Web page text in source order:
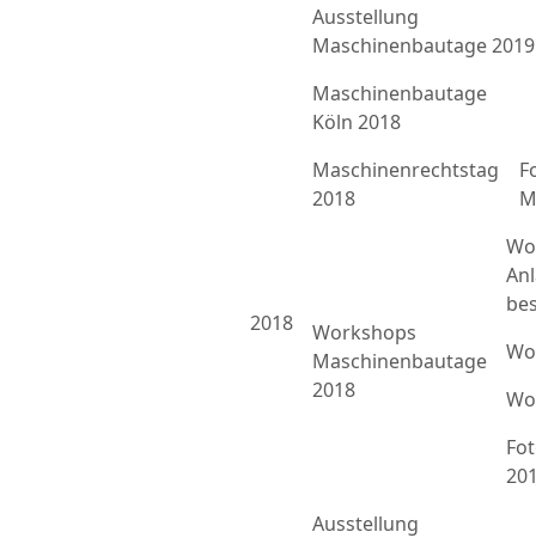
Ausstellung
Maschinenbautage 2019
2018
Maschinenbautage
Köln 2018
Maschinenrechtstag
2018
Workshops
Maschinenbautage
2018
Ausstellung